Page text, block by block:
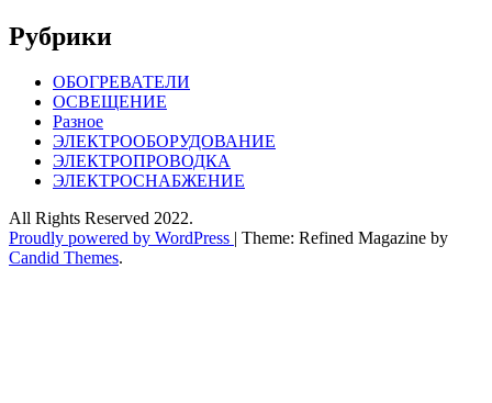
Рубрики
ОБОГРЕВАТЕЛИ
ОСВЕЩЕНИЕ
Разное
ЭЛЕКТРООБОРУДОВАНИЕ
ЭЛЕКТРОПРОВОДКА
ЭЛЕКТРОСНАБЖЕНИЕ
All Rights Reserved 2022.
Proudly powered by WordPress
Theme: Refined Magazine by
Candid Themes.